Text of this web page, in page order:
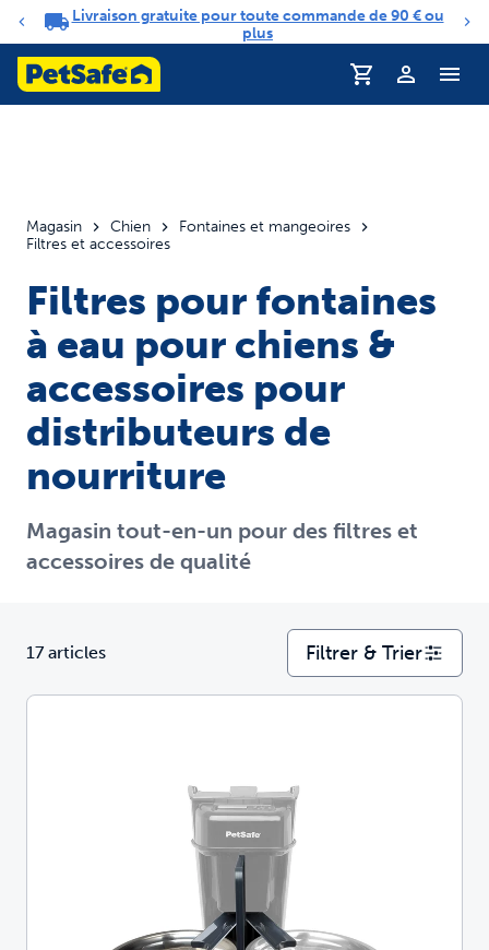
Carrousel de notifications
Livraison gratuite pour toute commande de 90 € ou
plus
Profil
Magasin Chien
Fontaines et mangeoires
Filtres et accessoires
Filtres pour fontaines
à eau pour chiens &
accessoires pour
distributeurs de
nourriture
Magasin tout-en-un pour des filtres et
accessoires de qualité
17 articles Filtrer & Trier